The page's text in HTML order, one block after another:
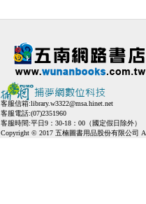
客服信箱:library.w3322@msa.hinet.net
客服電話:(07)2351960
客服時間:平日9：30-18：00（國定假日除外）
Copyright © 2017 五楠圖書用品股份有限公司